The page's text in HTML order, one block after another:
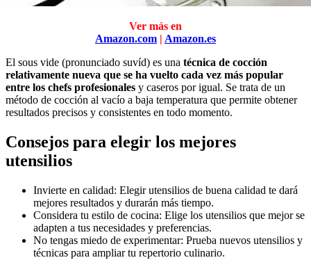
Ver más en
Amazon.com | Amazon.es
El sous vide (pronunciado suvíd) es una técnica de cocción
relativamente nueva que se ha vuelto cada vez más popular
entre los chefs profesionales y caseros por igual. Se trata de un
método de cocción al vacío a baja temperatura que permite obtener
resultados precisos y consistentes en todo momento.
Consejos para elegir los mejores
utensilios
Invierte en calidad: Elegir utensilios de buena calidad te dará
mejores resultados y durarán más tiempo.
Considera tu estilo de cocina: Elige los utensilios que mejor se
adapten a tus necesidades y preferencias.
No tengas miedo de experimentar: Prueba nuevos utensilios y
técnicas para ampliar tu repertorio culinario.